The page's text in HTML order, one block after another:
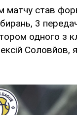
матчу став
3
одного з
Соловйов,